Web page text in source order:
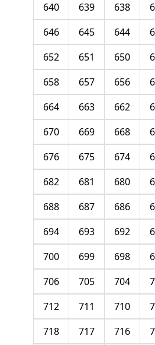
638
639
640
644
645
646
650
651
652
656
657
658
662
663
664
668
669
670
674
675
676
680
681
682
686
687
688
692
693
694
698
699
700
704
705
706
710
711
712
716
717
718